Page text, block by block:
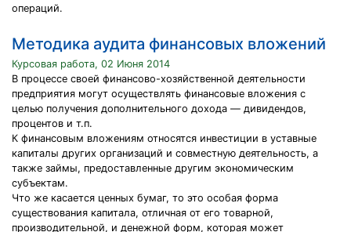
операций.
Методика аудита финансовых вложений
Курсовая работа, 02 Июня 2014
В процессе своей финансово-хозяйственной деятельности
предприятия могут осуществлять финансовые вложения с
целью получения дополнительного дохода — дивидендов,
процентов и т.п.
К финансовым вложениям относятся инвестиции в уставные
капиталы других организаций и совместную деятельность, а
также займы, предоставленные другим экономическим
субъектам.
Что же касается ценных бумаг, то это особая форма
существования капитала, отличная от его товарной,
производительной, и денежной форм, которая может